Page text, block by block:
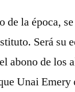
de la época,
Será su
abono de los
Unai Emery